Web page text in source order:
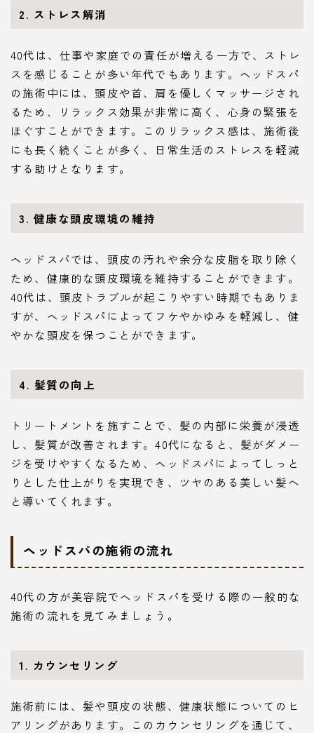
2. ストレス解消
40代は、仕事や家庭での責任が増える一方で、ストレ
スを感じることが多い年代でもあります。ヘッドスパ
の施術中には、頭皮や首、肩を優しくマッサージされ
るため、リラックス効果が非常に高く、心身の緊張を
ほぐすことができます。このリラックス感は、施術後
にも長く続くことが多く、日常生活のストレスを軽減
する助けとなります。
3. 健康な頭皮環境の維持
ヘッドスパでは、頭皮の汚れや余分な皮脂を取り除く
ため、健康的な頭皮環境を維持することができます。
40代は、頭皮トラブルが起こりやすい時期でもありま
すが、ヘッドスパによってフケやかゆみを軽減し、健
やかな頭皮を保つことができます。
4. 髪質の向上
トリートメントを施すことで、髪の内部に栄養が浸透
し、髪質が改善されます。40代になると、髪がダメー
ジを受けやすくなるため、ヘッドスパによってしっと
りとした仕上がりを実現でき、ツヤのある美しい髪へ
と導いてくれます。
ヘッドスパの施術の流れ
40代の方が美容院でヘッドスパを受ける際の一般的な
施術の流れを見てみましょう。
1. カウンセリング
施術前には、髪や頭皮の状態、健康状態についてのヒ
アリングがあります。このカウンセリングを通じて、